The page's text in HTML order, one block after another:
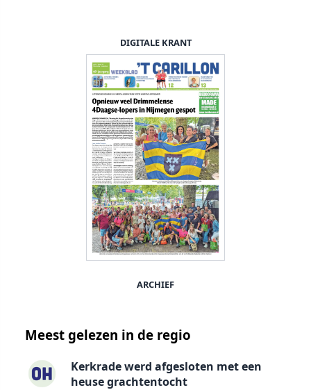
DIGITALE KRANT
ARCHIEF
Meest gelezen in de regio
Kerkrade werd afgesloten met een
heuse grachtentocht